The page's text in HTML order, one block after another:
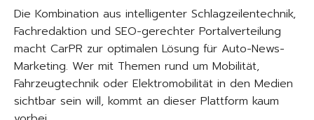
Die Kombination aus intelligenter Schlagzeilentechnik,
Fachredaktion und SEO-gerechter Portalverteilung
macht CarPR zur optimalen Lösung für Auto-News-
Marketing. Wer mit Themen rund um Mobilität,
Fahrzeugtechnik oder Elektromobilität in den Medien
sichtbar sein will, kommt an dieser Plattform kaum